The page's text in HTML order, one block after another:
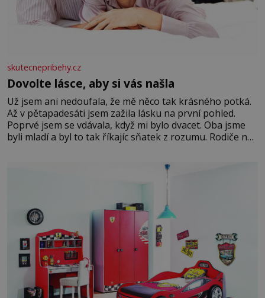
skutecnepribehy.cz
Dovolte lásce, aby si vás našla
Už jsem ani nedoufala, že mě něco tak krásného potká.
Až v pětapadesáti jsem zažila lásku na první pohled.
Poprvé jsem se vdávala, když mi bylo dvacet. Oba jsme
byli mladí a byl to tak říkajíc sňatek z rozumu. Rodiče nás